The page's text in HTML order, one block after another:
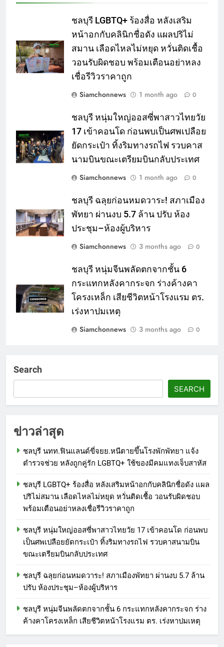
ชลบุรี LGBTQ+ ร้องสื่อ หลังเสริม
หน้าอกกับคลินิกชื่อดัง แผลปริไม่
สมาน เลือดไหลไม่หยุด หวั่นติดเชื้อ
วอนรับผิดชอบ พร้อมเตือนอย่าหลง
เชื่อรีวิวราคาถูก
Siamchonnews
1 month ago 0
ชลบุรี หนุ่มใหญ่ออสซี่พาสาวไทยวัย
17 เข้าคอนโด ก่อนพบเป็นศพเปลือย
ยัดกระเป๋า ทิ้งริมทางรถไฟ รวบคาส
นามบินขณะเตรียมบินกลับประเทศ
Siamchonnews
1 month ago 0
ชลบุรี ฉลุยก่อนหมดวาระ! สภาเมือง
พัทยา ผ่านงบ 5.7 ล้าน ปรับ ห้อง
ประชุม–ห้องผู้บริหาร
Siamchonnews
3 months ago 0
ชลบุรี หนุ่มจีนพลัดตกจากชั้น 6
กระแทกหลังคากระจก ร่างค้างคา
โครงเหล็ก เสียชีวิตหน้าโรงแรม ตร.
เร่งหาปมเหตุ
Siamchonnews
3 months ago 0
Search
SEARCH
ข่าวล่าสุด
ชลบุรี นทท.ฟินแลนด์ขี่จยย.หนีตายขึ้นโรงพักพัทยา แจ้ง
ตำรวจช่วย หลังถูกคู่รัก LGBTQ+ ใช้ของมีคมแทงเจ็บสาหัส
ชลบุรี LGBTQ+ ร้องสื่อ หลังเสริมหน้าอกกับคลินิกชื่อดัง แผล
ปริไม่สมาน เลือดไหลไม่หยุด หวั่นติดเชื้อ วอนรับผิดชอบ
พร้อมเตือนอย่าหลงเชื่อรีวิวราคาถูก
ชลบุรี หนุ่มใหญ่ออสซี่พาสาวไทยวัย 17 เข้าคอนโด ก่อนพบ
เป็นศพเปลือยยัดกระเป๋า ทิ้งริมทางรถไฟ รวบคาสนามบิน
ขณะเตรียมบินกลับประเทศ
ชลบุรี ฉลุยก่อนหมดวาระ! สภาเมืองพัทยา ผ่านงบ 5.7 ล้าน
ปรับ ห้องประชุม–ห้องผู้บริหาร
ชลบุรี หนุ่มจีนพลัดตกจากชั้น 6 กระแทกหลังคากระจก ร่าง
ค้างคาโครงเหล็ก เสียชีวิตหน้าโรงแรม ตร. เร่งหาปมเหตุ